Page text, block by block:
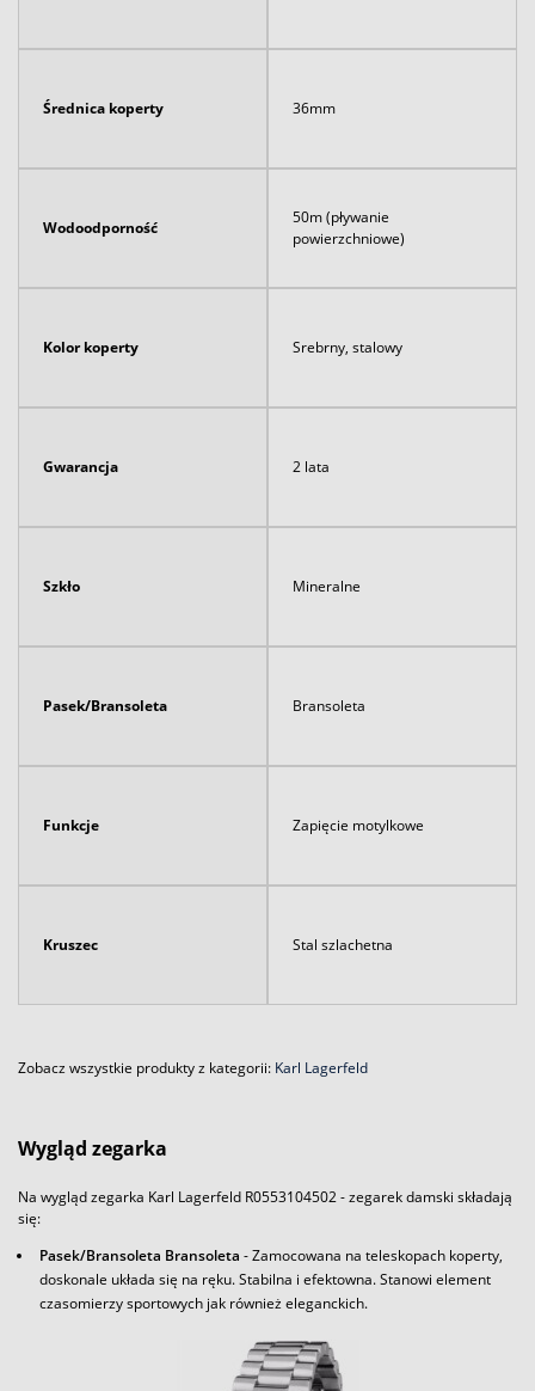
Średnica koperty 36mm
Wodoodporność
50m (pływanie
powierzchniowe)
Kolor koperty Srebrny, stalowy
Gwarancja 2 lata
Szkło Mineralne
Pasek/Bransoleta Bransoleta
Funkcje Zapięcie motylkowe
Kruszec Stal szlachetna
Zobacz wszystkie produkty z kategorii: Karl Lagerfeld
Wygląd zegarka
Na wygląd zegarka Karl Lagerfeld R0553104502 - zegarek damski składają
się:
Pasek/Bransoleta Bransoleta - Zamocowana na teleskopach koperty,
doskonale układa się na ręku. Stabilna i efektowna. Stanowi element
czasomierzy sportowych jak również eleganckich.